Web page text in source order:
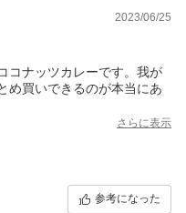
2023/06/25
コナッツカレーです。我が
め買いできるのが本当にあ
さらに表示
参考になった